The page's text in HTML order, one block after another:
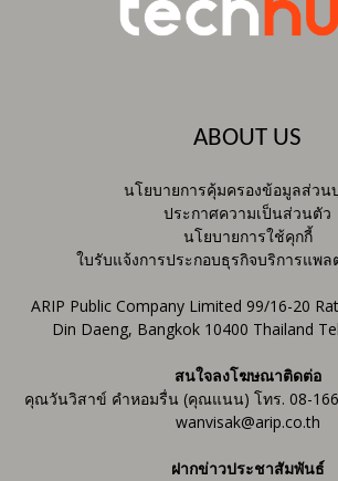
ABOUT US
นโยบายการคุ้มครองข้อมูลส่วน
ประกาศความเป็นส่วนตัว
นโยบายการใช้คุกกี้
ใบรับแจ้งการประกอบธุรกิจบริการแพ
ARIP Public Company Limited 99/16-20
Din Daeng, Bangkok 10400 Thailand
สนใจลงโฆษณาติดต่อ
คุณวันวิสาข์ คำหอมรื่น (คุณแนน) โทร. 08-
wanvisak@arip.co.th
ฝากข่าวประชาสัมพันธ์